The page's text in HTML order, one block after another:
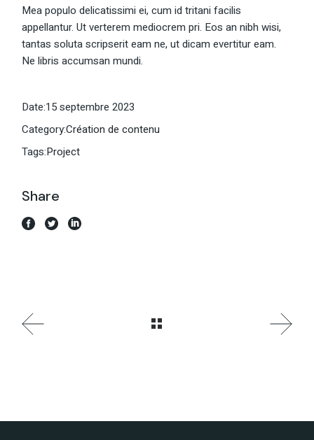
Mea populo delicatissimi ei, cum id tritani facilis
appellantur. Ut verterem mediocrem pri. Eos an nibh wisi,
tantas soluta scripserit eam ne, ut dicam evertitur eam.
Ne libris accumsan mundi.
Date:15 septembre 2023
Category:Création de contenu
Tags:Project
Share